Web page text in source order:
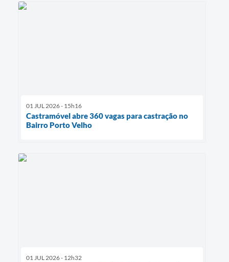
01 JUL 2026 - 15h16
Castramóvel abre 360 vagas para castração no
Bairro Porto Velho
01 JUL 2026 - 12h32